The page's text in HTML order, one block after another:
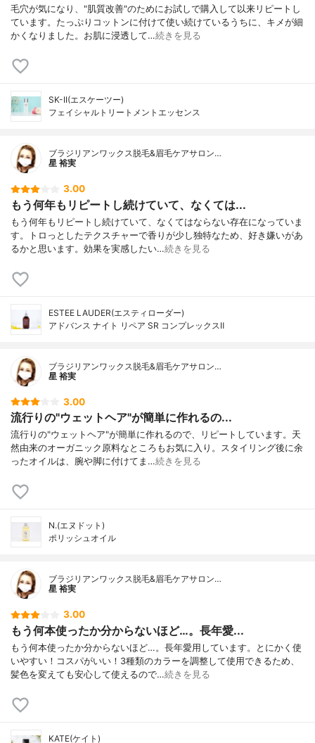
毛穴が気になり、"肌質改善"のためにお試しで購入して以来リピートし
ています。たっぷりコットンに付けて使い続けているうちに、キメが細
かくなりました。お肌に浸透して…続きを見る
SK-II(エスケーツー)
フェイシャルトリートメントエッセンス
ブラジリアンワックス脱毛&眉毛ケアサロン…
星 裕実
3.00
もう何年もリピートし続けていて、なくては...
もう何年もリピートし続けていて、なくてはならない存在になっていま
す。トロっとしたテクスチャーで香りが少し独特なため、好き嫌いがあ
るかと思います。効果を実感したい…続きを見る
ESTEE LAUDER(エスティローダー)
アドバンス ナイト リペア SR コンプレックスⅡ
ブラジリアンワックス脱毛&眉毛ケアサロン…
星 裕実
3.00
流行りの"ウェットヘア"が簡単に作れるの...
流行りの"ウェットヘア"が簡単に作れるので、リピートしています。天
然由来のオーガニック原料なところもお気に入り。スタイリング後に余
ったオイルは、腕や脚に付けてま…続きを見る
N.(エヌドット)
ポリッシュオイル
ブラジリアンワックス脱毛&眉毛ケアサロン…
星 裕実
3.00
もう何本使ったか分からないほど…。長年愛...
もう何本使ったか分からないほど…。長年愛用しています。とにかく使
いやすい！コスパがいい！3種類のカラーを調整して使用できるため、
髪色を変えても安心して使えるので…続きを見る
KATE(ケイト)